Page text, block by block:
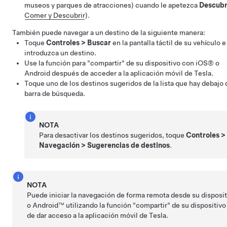
museos y parques de atracciones) cuando le apetezca
Comer y Descubrir).
También puede navegar a un destino de la siguiente manera:
Toque Controles > Buscaren la pantalla táctil de su vehículo e
introduzca un destino.
Use la función para "compartir" de su dispositivo con iOS® o
Android después de acceder a la aplicación móvil de Tesla.
Toque uno de los destinos sugeridos de la lista que hay debajo
barra de búsqueda.
NOTA
Para desactivar los destinos sugeridos, toqueControles >
Navegación >Sugerencias de destinos.
NOTA
Puede iniciar la navegación de forma remota desde su
o Android™ utilizando la función "compartir" de su dispositivo
de dar acceso a la aplicación móvil de Tesla.